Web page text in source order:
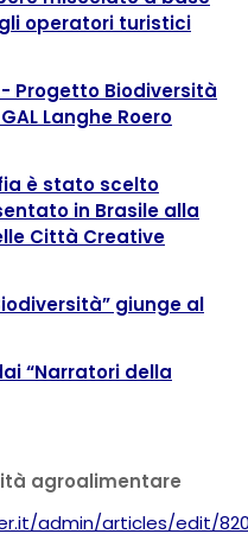
operatori turistici
Progetto Biodiversità
Langhe Roero
è stato scelto
in Brasile alla
Città Creative
giunge al
“Narratori della
agroalimentare
admin/articles/edit/